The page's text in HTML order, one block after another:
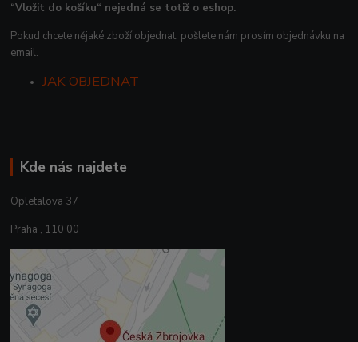
“Vložit do košíku“ nejedná se totiž o eshop.
Pokud chcete nějaké zboží objednat, pošlete nám prosím objednávku na
email.
JAK OBJEDNAT
Kde nás najdete
Opletalova 37
Praha , 110 00